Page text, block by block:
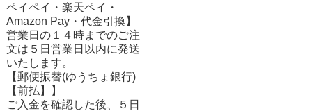
ペイペイ・楽天ペイ・
Amazon Pay・ 代金引換】
営業日の１４時までのご注
文は５日営業日以内に発送
いたします。
【郵便振替(ゆうちょ銀行)
【前払】】
ご入金を確認した後、５日